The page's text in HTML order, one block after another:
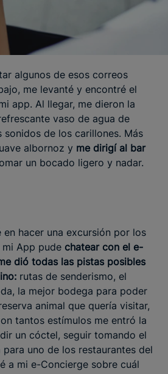
algunos de esos correos
me levanté y encontré el
app. Al llegar, me dieron la
vaso de agua de
sonidos de los carillones. Más
albornoz y me dirigí al bar
un bocado ligero y nadar.
en hacer una excursión por los
App pude chatear con el e-
dió todas las pistas posibles
rutas de senderismo, el
la mejor bodega para poder
animal que quería visitar,
tantos estímulos me entró la
un cóctel, seguir tomando el
uno de los restaurantes del
a mi e-Concierge sobre cuál